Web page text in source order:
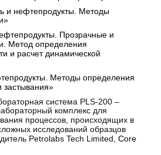
и нефтепродукты. Методы
Прозрачные и
Метод определения
и расчет динамической
Методы определения
застывания»
система PLS-200 –
комплекс для
процессов, происходящих в
исследований образцов
Petrolabs Tech Limited,Core